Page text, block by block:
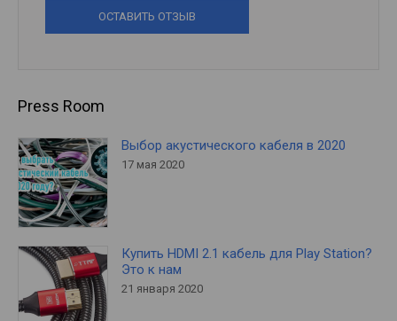
ОСТАВИТЬ ОТЗЫВ
Press Room
Выбор акустического кабеля в 2020
17 мая 2020
Купить HDMI 2.1 кабель для Play Station?
Это к нам
21 января 2020